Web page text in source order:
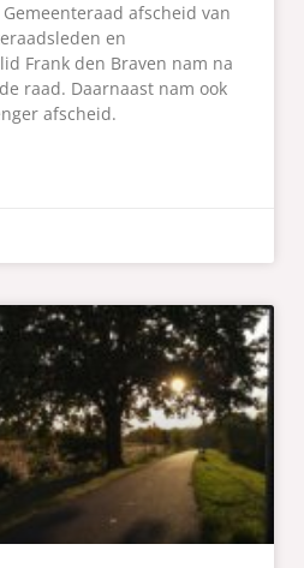
afscheid van
en
Frank den Braven nam na
raad. Daarnaast nam ook
afscheid.